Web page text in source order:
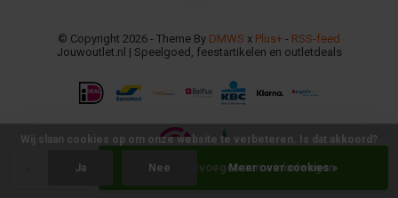
+ Toevoegen aan winkelwagen
© Copyright 2026 - Theme By DMWS x Plus+ - RSS-feed
Jouwoutlet.nl | Speelgoed, feestartikelen en outletdeals
Wij slaan cookies op om onze website te verbeteren. Is dat akkoord?
Ja Nee Meer over cookies »